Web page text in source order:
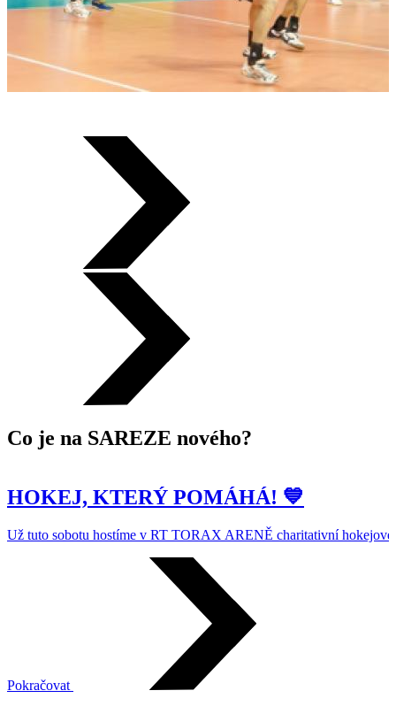
Co je na SAREZE nového?
HOKEJ, KTERÝ POMÁHÁ! 💙
Už tuto sobotu hostíme v RT TORAX ARENĚ charitativní
Pokračovat